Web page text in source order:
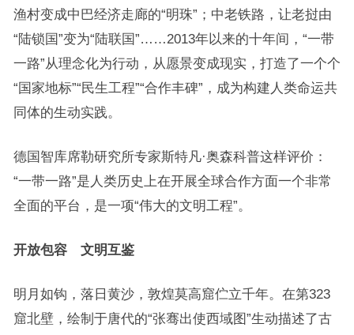
渔村变成中巴经济走廊的“明珠”；中老铁路，让老挝由
“陆锁国”变为“陆联国”……2013年以来的十年间，“一带
一路”从理念化为行动，从愿景变成现实，打造了一个个
“国家地标”“民生工程”“合作丰碑”，成为构建人类命运共
同体的生动实践。
德国智库席勒研究所专家斯特凡·奥森科普这样评价：
“一带一路”是人类历史上在开展全球合作方面一个非常
全面的平台，是一项“伟大的文明工程”。
开放包容 文明互鉴
明月如钩，落日黄沙，敦煌莫高窟伫立千年。在第323
窟北壁，绘制于唐代的“张骞出使西域图”生动描述了古